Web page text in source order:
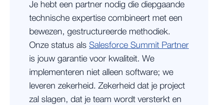
Je hebt een partner nodig die diepgaande
technische expertise combineert met een
bewezen, gestructureerde methodiek.
Onze status als Salesforce Summit Partner
is jouw garantie voor kwaliteit. We
implementeren niet alleen software; we
leveren zekerheid. Zekerheid dat je project
zal slagen, dat je team wordt versterkt en